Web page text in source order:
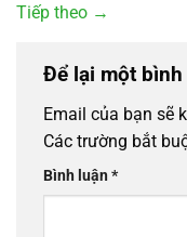
Tiếp theo →
Để lại một bình
Email của bạn sẽ
Các trường bắt
Bình luận*